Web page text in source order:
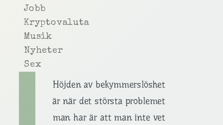
Jobb
Kryptovaluta
Musik
Nyheter
Sex
Höjden av bekymmerslöshet
är när det största problemet
man har är att man inte vet